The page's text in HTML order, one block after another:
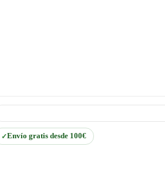
Envío gratis desde 100€